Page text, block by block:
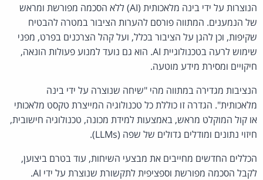
הנוצרות על ידי בינה מלאכותית (AI) ללא הסכמה מפורשת ומראש
של הנמענים. המתווה פורסם להערות הציבור במטרה להבטיח
שקיפות, וכן להגן על הציבור בכלל, ועל קהל הצרכנים בפרט, מפני
שימוש לרעה בטכנולוגיית AI. הוא גם נועד למנוע פעולות הונאה,
חיקויים ומסירת מידע מוטעה.
הנציבות מגדירה במתווה מהי "שיחה שנוצרה על ידי בינה
מלאכותית". הגדרה זו כוללת כל טכנולוגיה המייצרת טקסט מלאכותי
או קול המוקלט מראש, באמצעות למידת מכונה, טכנולוגיה חישובית,
חיזוי נתונים ומודלים גדולים של שפה (LLMs).
הכללים החדשים מחייבים את מבצעי השיחות, עוד בטרם ביצוען,
לקבל הסכמה מפורשת וספציפית לתקשורת שנוצרת על ידי AI.